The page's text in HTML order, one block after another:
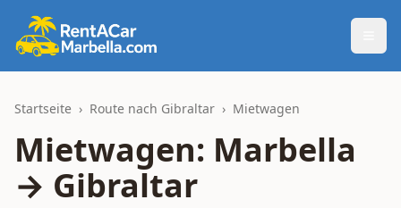
Startseite › Route nach Gibraltar › Mietwagen
Mietwagen: Marbella
→ Gibraltar